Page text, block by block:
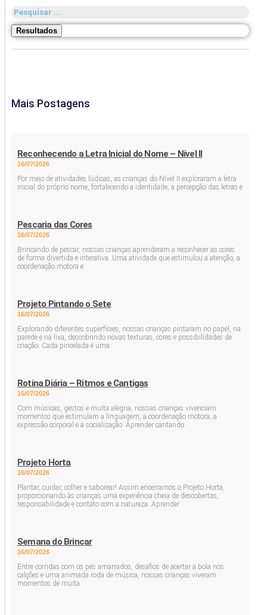
Pesquisar
...
Resultados
Mais Postagens
Reconhecendo a Letra Inicial do Nome – Nível II
16/07/2026
Por meio de atividades lúdicas, as crianças do Nível II exploraram a letra
inicial do próprio nome, fortalecendo a identidade, a percepção das letras e
Pescaria das Cores
16/07/2026
Brincando de pescar, nossas crianças aprenderam a reconhecer as cores
de forma divertida e interativa. Uma atividade que estimulou a atenção, a
coordenação motora e
Projeto Pintando o Sete
16/07/2026
Explorando diferentes superfícies, nossas crianças pintaram no papel, na
parede e na lixa, descobrindo novas texturas, cores e possibilidades de
criação. Cada pincelada é uma
Rotina Diária – Ritmos e Cantigas
16/07/2026
Com músicas, gestos e muita alegria, nossas crianças vivenciam
momentos que estimulam a linguagem, a coordenação motora, a
expressão corporal e a socialização. Aprender cantando
Projeto Horta
16/07/2026
Plantar, cuidar, colher e saborear! Assim encerramos o Projeto Horta,
proporcionando às crianças uma experiência cheia de descobertas,
responsabilidade e contato com a natureza. Aprender
Semana do Brincar
16/07/2026
Entre corridas com os pés amarrados, desafios de acertar a bola nos
calções e uma animada roda de música, nossas crianças viveram
momentos de muita